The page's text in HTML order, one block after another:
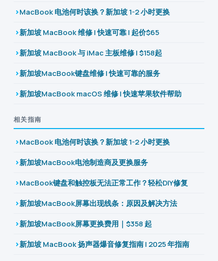
MacBook 电池何时该换？新加坡 1-2 小时更换
新加坡 MacBook 维修 | 快速可靠 | 起价$65
新加坡 MacBook 与 iMac 主板维修 | $158起
新加坡MacBook键盘维修 | 快速可靠的服务
新加坡MacBook macOS 维修 | 快速苹果软件帮助
相关指南
MacBook 电池何时该换？新加坡 1-2 小时更换
新加坡MacBook电池制造商及更换服务
MacBook键盘和触控板无法正常工作？轻松DIY修复
新加坡MacBook屏幕出现线条：原因及解决方法
新加坡MacBook屏幕更换费用｜$358 起
新加坡 MacBook 扬声器爆音修复指南 | 2025 年指南